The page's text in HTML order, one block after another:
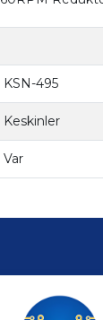
KSN-495
Keskinler
Var